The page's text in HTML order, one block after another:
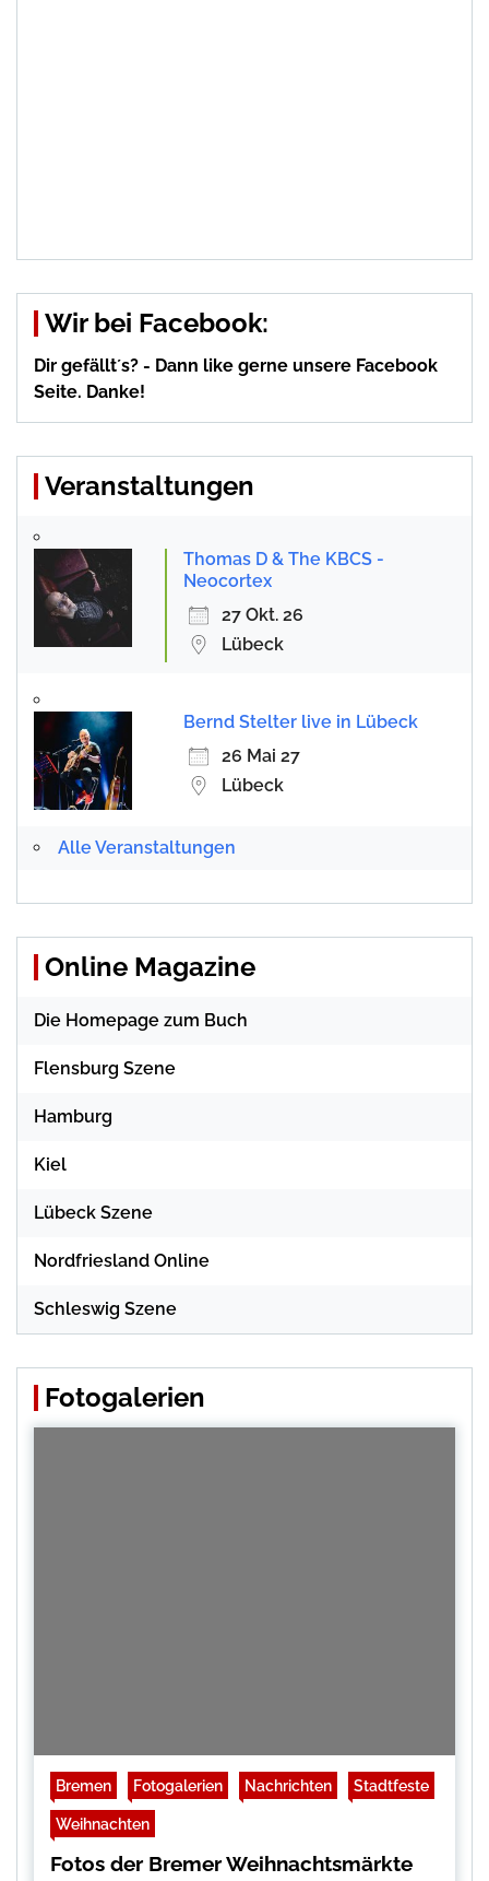
Wir bei Facebook:
Dir gefällt´s? - Dann like gerne unsere Facebook
Seite. Danke!
Veranstaltungen
Thomas D & The KBCS -
Neocortex
27 Okt. 26
Lübeck
Bernd Stelter live in Lübeck
26 Mai 27
Lübeck
Alle Veranstaltungen
Online Magazine
Die Homepage zum Buch
Flensburg Szene
Hamburg
Kiel
Lübeck Szene
Nordfriesland Online
Schleswig Szene
Fotogalerien
Bremen Fotogalerien Nachrichten Stadtfeste
Weihnachten
Fotos der Bremer Weihnachtsmärkte